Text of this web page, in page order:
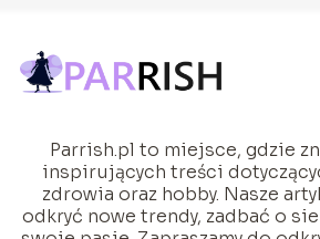
Parrish.pl to miejsce, gdzie
inspirujących treści
zdrowia oraz hobby. Nasze
odkryć nowe trendy, zadbać o